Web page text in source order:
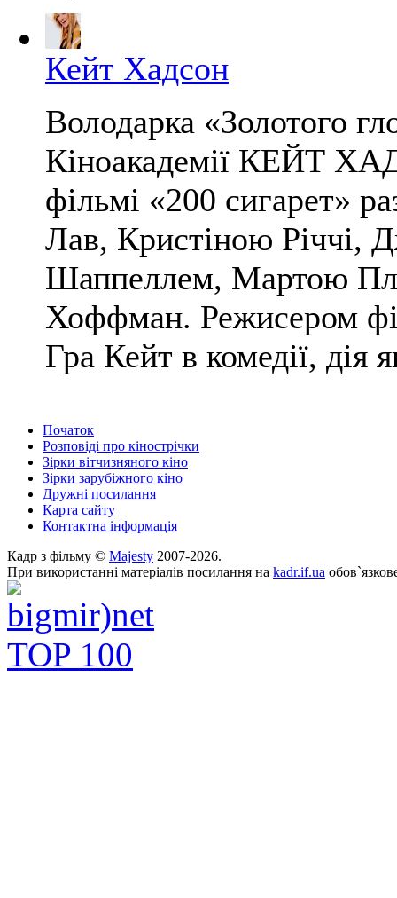
Кейт Хадсон
Володарка «Золотого
Кіноакадемії КЕЙТ
фільмі «200 сигарет»
Лав, Кристіною
Шаппеллем, Мартою
Хоффман. Режисером
Гра Кейт в комедії, дія
Початок
Розповіді про кінострічки
Зірки вітчизняного кіно
Зірки зарубіжного кіно
Дружні посилання
Карта сайту
Контактна інформація
Кадр з фільму © Majesty 2007-2026.
При використанні матеріалів посилання на kadr.if.ua